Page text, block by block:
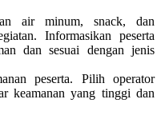
air minum, snack, dan
Informasikan peserta
dan sesuai dengan jenis
peserta. Pilih operator
keamanan yang tinggi dan